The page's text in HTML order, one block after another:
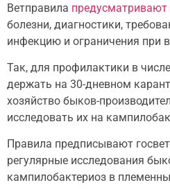
Ветправила предусматривают
болезни, диагностики,
инфекцию и ограничения при
Так, для профилактики в
держать на 30-дневном
хозяйство быков-
исследовать их на
Правила предписывают
регулярные исследования
кампилобактериоз в